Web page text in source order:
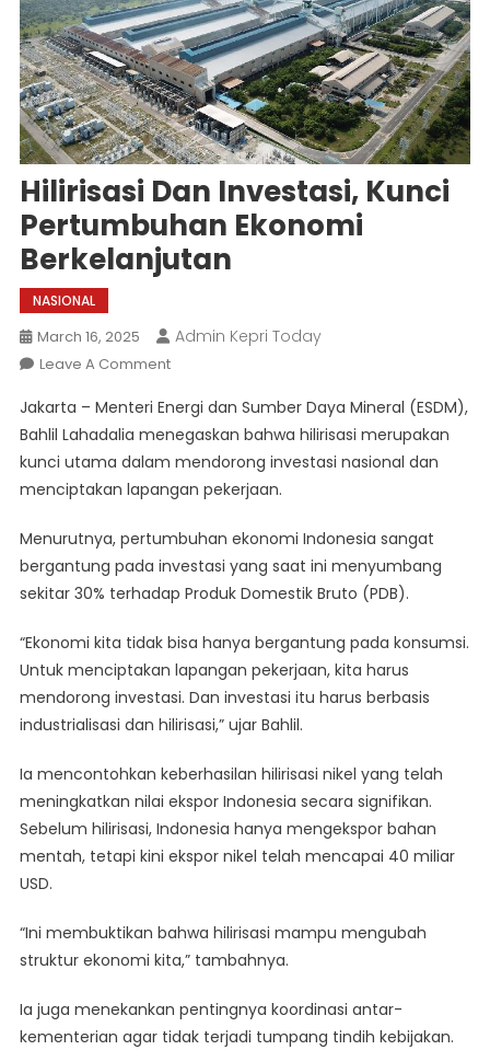
Hilirisasi Dan Investasi, Kunci
Pertumbuhan Ekonomi
Berkelanjutan
NASIONAL
March 16, 2025 Admin Kepri Today
Leave A CommentOn
Dan
Investasi,
Kunci
Pertumbuhan
Berkelanjutan
Jakarta – Menteri Energi dan Sumber Daya Mineral (ESDM),
Bahlil Lahadalia menegaskan bahwa hilirisasi merupakan
kunci utama dalam mendorong investasi nasional dan
menciptakan lapangan pekerjaan.
Menurutnya, pertumbuhan ekonomi Indonesia sangat
bergantung pada investasi yang saat ini menyumbang
sekitar 30% terhadap Produk Domestik Bruto (PDB).
“Ekonomi kita tidak bisa hanya bergantung pada konsumsi.
Untuk menciptakan lapangan pekerjaan, kita harus
mendorong investasi. Dan investasi itu harus berbasis
industrialisasi dan hilirisasi,” ujar Bahlil.
Ia mencontohkan keberhasilan hilirisasi nikel yang telah
meningkatkan nilai ekspor Indonesia secara signifikan.
Sebelum hilirisasi, Indonesia hanya mengekspor bahan
mentah, tetapi kini ekspor nikel telah mencapai 40 miliar
USD.
“Ini membuktikan bahwa hilirisasi mampu mengubah
struktur ekonomi kita,” tambahnya.
Ia juga menekankan pentingnya koordinasi antar-
kementerian agar tidak terjadi tumpang tindih kebijakan.